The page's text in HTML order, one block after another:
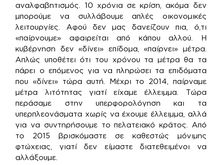
αναλφαβητισμός. 10 χρόνια σε κρίση, ακόμα δεν
μπορούμε να συλλάβουμε απλές οικονομικές
λειτουργίες. Αφού δεν μας δανείζουν πια, ό,τι
«παίρνουμε» αφαιρείται από κάπου αλλού. Η
κυβέρνηση δεν «δίνει» επίδομα, «παίρνει» μέτρα.
Απλώς υποθέτει ότι του χρόνου τα μέτρα θα τα
πάρει ο επόμενος για να πληρώσει τα επιδόματα
που «δίνει» τώρα αυτή. Μέχρι το 2014, παίρναμε
μέτρα λιτότητας γιατί είχαμε έλλειμμα. Τώρα
περάσαμε στην υπερφορολόγηση και τα
υπερπλεονάσματα χωρίς να έχουμε έλλειμμα, αλλά
για να συντηρήσουμε το πελατειακό κράτος. Από
το 2015 βρισκόμαστε σε καθεστώς μόνιμης
φτώχειας, γιατί δεν είμαστε διατεθειμένοι να
αλλάξουμε.